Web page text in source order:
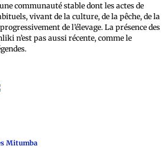
communauté stable dont les actes de
vivant de la culture, de la pêche, de la
de l’élevage. La présence des
n’est pas aussi récente, comme le
Mitumba